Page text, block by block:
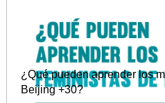
¿Qué pueden aprender los
Beijing +30?